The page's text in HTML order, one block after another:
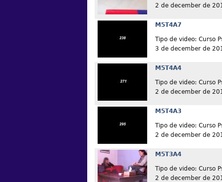
2 de december de
M5T4A7
Tipo de video: Curso
3 de december de
M5T4A4
Tipo de video: Curso
2 de december de
M5T4A3
Tipo de video: Curso
2 de december de
M5T3A4
Tipo de video: Curso
2 de december de